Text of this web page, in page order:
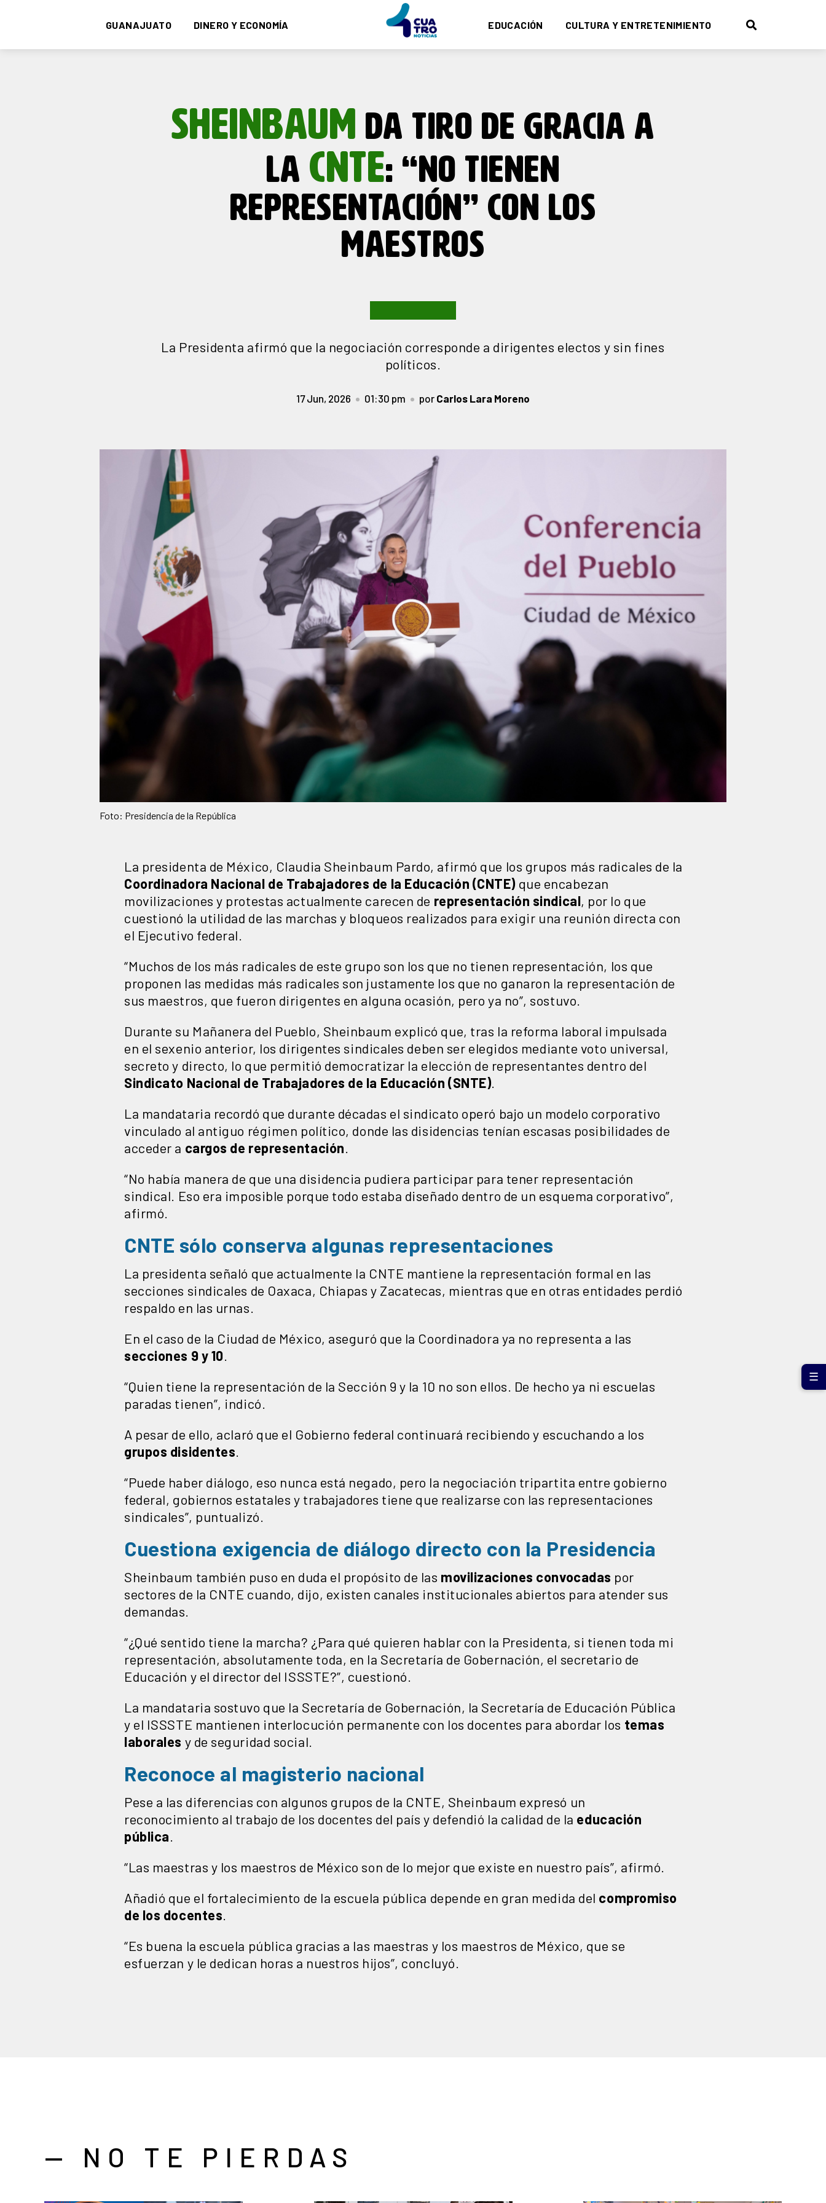
GUANAJUATO DINERO Y ECONOMÍA EDUCACIÓN CULTURA Y ENTRETENIMIENTO
SHEINBAUM DA TIRO DE GRACIA A
LA CNTE: “NO TIENEN
REPRESENTACIÓN” CON LOS
MAESTROS
La Presidenta afirmó que la negociación corresponde a dirigentes electos y sin fines
políticos.
17 Jun, 2026 01:30 pm por Carlos Lara Moreno
Foto: Presidencia de la República
La presidenta de México, Claudia Sheinbaum Pardo, afirmó que los grupos más radicales de la
Coordinadora Nacional de Trabajadores de la Educación (CNTE) que encabezan
movilizaciones y protestas actualmente carecen de representación sindical, por lo que
cuestionó la utilidad de las marchas y bloqueos realizados para exigir una reunión directa con
el Ejecutivo federal.
“Muchos de los más radicales de este grupo son los que no tienen representación, los que
proponen las medidas más radicales son justamente los que no ganaron la representación de
sus maestros, que fueron dirigentes en alguna ocasión, pero ya no”, sostuvo.
Durante su Mañanera del Pueblo, Sheinbaum explicó que, tras la reforma laboral impulsada
en el sexenio anterior, los dirigentes sindicales deben ser elegidos mediante voto universal,
secreto y directo, lo que permitió democratizar la elección de representantes dentro del
Sindicato Nacional de Trabajadores de la Educación (SNTE)
La mandataria recordó que durante décadas el sindicato operó bajo un modelo corporativo
vinculado al antiguo régimen político, donde las disidencias tenían escasas posibilidades de
acceder a cargos de representación
“No había manera de que una disidencia pudiera participar para tener representación
sindical. Eso era imposible porque todo estaba diseñado dentro de un esquema corporativo”,
afirmó.
CNTE sólo conserva algunas representaciones
La presidenta señaló que actualmente la CNTE mantiene la representación formal en las
secciones sindicales de Oaxaca, Chiapas y Zacatecas, mientras que en otras entidades perdió
respaldo en las urnas.
En el caso de la Ciudad de México, aseguró que la Coordinadora ya no representa a las
secciones 9 y 10
“Quien tiene la representación de la Sección 9 y la 10 no son ellos. De hecho ya ni escuelas
paradas tienen”, indicó.
A pesar de ello, aclaró que el Gobierno federal continuará recibiendo y escuchando a los
grupos disidentes
“Puede haber diálogo, eso nunca está negado, pero la negociación tripartita entre gobierno
federal, gobiernos estatales y trabajadores tiene que realizarse con las representaciones
sindicales”, puntualizó.
Cuestiona exigencia de diálogo directo con la Presidencia
Sheinbaum también puso en duda el propósito de las movilizaciones convocadas por
sectores de la CNTE cuando, dijo, existen canales institucionales abiertos para atender sus
demandas.
“¿Qué sentido tiene la marcha? ¿Para qué quieren hablar con la Presidenta, si tienen toda mi
representación, absolutamente toda, en la Secretaría de Gobernación, el secretario de
Educación y el director del ISSSTE?”, cuestionó.
La mandataria sostuvo que la Secretaría de Gobernación, la Secretaría de Educación Pública
y el ISSSTE mantienen interlocución permanente con los docentes para abordar los temas
laborales y de seguridad social.
Reconoce al magisterio nacional
Pese a las diferencias con algunos grupos de la CNTE, Sheinbaum expresó un
reconocimiento al trabajo de los docentes del país y defendió la calidad de la educación
pública
“Las maestras y los maestros de México son de lo mejor que existe en nuestro país”, afirmó.
Añadió que el fortalecimiento de la escuela pública depende en gran medida del compromiso
de los docentes
“Es buena la escuela pública gracias a las maestras y los maestros de México, que se
esfuerzan y le dedican horas a nuestros hijos”, concluyó.
— NO TE PIERDAS
☰